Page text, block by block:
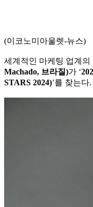
(이코노미아울렛-뉴스)
세계적인 마케팅 업계의
Machado, 브라질)가 ‘
STARS 2024)’를 찾는다.